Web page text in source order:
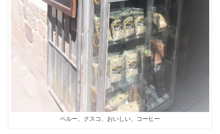
ペルー、クスコ、おいしい、コーヒー